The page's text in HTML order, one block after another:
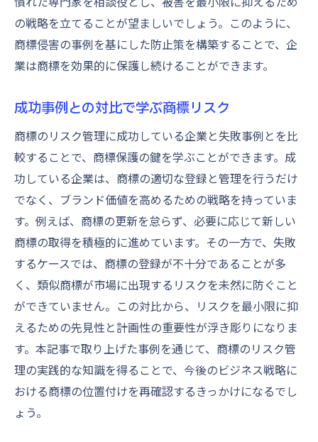
の戦略を立てることが望ましいでしょう。このように、
商標侵害の事例を基にした防止策を構築することで、企
業は商標を効果的に保護し続けることができます。
成功事例との対比で学ぶ商標リスク
商標のリスク管理に成功している企業と失敗事例とを比
較することで、商標保護の鍵を学ぶことができます。成
功している企業は、商標の適切な登録と管理を行うだけ
でなく、ブランド価値を高めるための戦略を持っていま
す。例えば、商標の更新を怠らず、必要に応じて新しい
商標の取得を積極的に進めています。その一方で、失敗
するケースでは、商標の登録が不十分であることが多
く、類似商標が市場に出現するリスクを未然に防ぐこと
ができていません。この対比から、リスクを最小限に抑
えるための先見性と計画性の重要性が浮き彫りになりま
す。本記事で取り上げた事例を通じて、商標のリスク管
理の実践的な知識を得ることで、今後のビジネス戦略に
おける商標の位置付けを再確認するきっかけになるでし
ょう。